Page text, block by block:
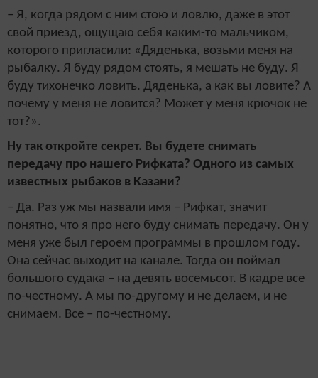
– Я, когда рядом с ним стою и ловлю, даже в этот
свой приезд, ощущаю себя каким-то мальчиком,
которого пригласили: «Дяденька, возьми меня на
рыбалку. Я буду рядом стоять, я мешать не буду. Я
буду тихонечко ловить. Дяденька, а как вы ловите? А
почему у меня не ловится? Может у меня крючок не
тот?».
Ну так откройте секрет. Вы будете снимать
передачу про нашего Рифката? Одного из самых
известных рыбаков в Казани?
– Да. Раз уж мы назвали имя – Рифкат, значит
понятно, что я про него буду снимать передачу. Он у
меня уже был героем программы в прошлом году.
Она сейчас выходит на канале. Тогда он поймал
большого судака – на девять восемьсот. В кадре все
по-честному. А мы по-другому и не делаем, и не
снимаем. Все – по-честному.